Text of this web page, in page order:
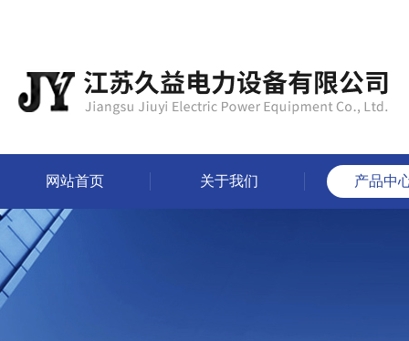
网站首页 关于我们 产品中